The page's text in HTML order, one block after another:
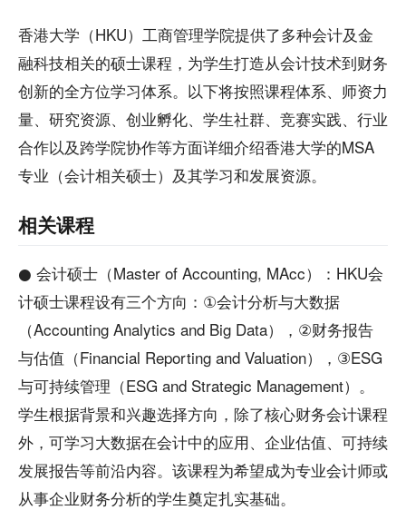
香港大学（HKU）工商管理学院提供了多种会计及金
融科技相关的硕士课程，为学生打造从会计技术到财务
创新的全方位学习体系。以下将按照课程体系、师资力
量、研究资源、创业孵化、学生社群、竞赛实践、行业
合作以及跨学院协作等方面详细介绍香港大学的MSA
专业（会计相关硕士）及其学习和发展资源。
相关课程
● 会计硕士（Master of Accounting, MAcc）：HKU会
计硕士课程设有三个方向：①会计分析与大数据
（Accounting Analytics and Big Data），②财务报告
与估值（Financial Reporting and Valuation），③ESG
与可持续管理（ESG and Strategic Management）。
学生根据背景和兴趣选择方向，除了核心财务会计课程
外，可学习大数据在会计中的应用、企业估值、可持续
发展报告等前沿内容。该课程为希望成为专业会计师或
从事企业财务分析的学生奠定扎实基础。